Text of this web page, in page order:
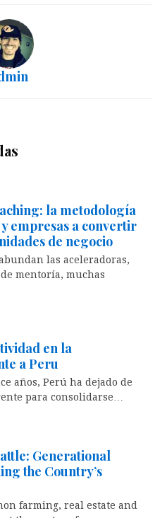
la metodología
empresas a convertir
de negocio
las aceleradoras,
mentoría, muchas
en la
a Peru
años, Perú ha dejado de
para consolidarse…
Generational
the Country’s
farming, real estate and